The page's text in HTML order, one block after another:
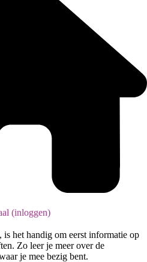
(inloggen)
het handig om eerst informatie op
Zo leer je meer over de
je mee bezig bent.